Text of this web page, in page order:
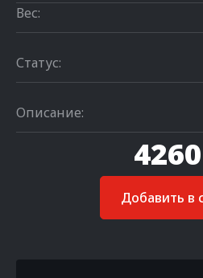
Вес:
Статус:
Описание:
Добавить в